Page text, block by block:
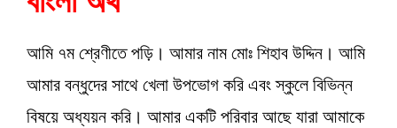
আমি ৭ম শ্রেণীতে পড়ি। আমার নাম মোঃ শিহাব উদ্দিন। আমি
আমার বন্ধুদের সাথে খেলা উপভোগ করি এবং স্কুলে বিভিন্ন
বিষয়ে অধ্যয়ন করি। আমার একটি পরিবার আছে যারা আমাকে